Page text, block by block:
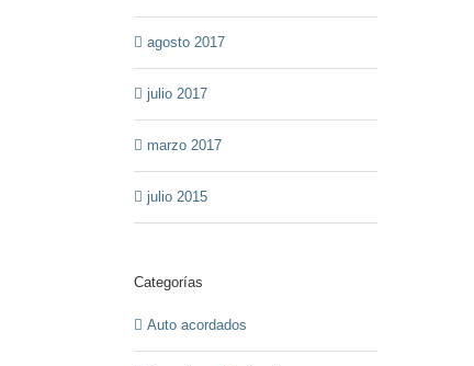
agosto 2017
julio 2017
marzo 2017
julio 2015
Categorías
Auto acordados